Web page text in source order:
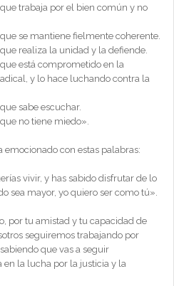
trabaja por el bien común y no
se mantiene fielmente coherente.
realiza la unidad y la defiende.
está comprometido en la
y lo hace luchando contra la
sabe escuchar.
no tiene miedo».
emocionado con estas palabras:
vivir, y has sabido disfrutar de lo
sea mayor, yo quiero ser como tú».
por tu amistad y tu capacidad de
seguiremos trabajando por
que vas a seguir
la lucha por la justicia y la